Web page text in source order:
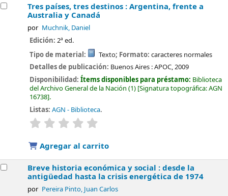
Tres países, tres destinos : Argentina, frente a
Australia y Canadá
por Muchnik, Daniel
Edición:2ª ed.
Tipo de material:
Texto; Formato: caracteres normales
Detalles de publicación: Buenos Aires :APOC,2009
Disponibilidad:Ítems disponibles para préstamo: Biblioteca
del Archivo General de la Nación (1) Signatura topográfica:AGN
16738 .
Listas: AGN - Biblioteca.
valoración
Agregar al carrito
Breve historia económica y social : desde la
antigüedad hasta la crisis energética de 1974
por Pereira Pinto, Juan Carlos